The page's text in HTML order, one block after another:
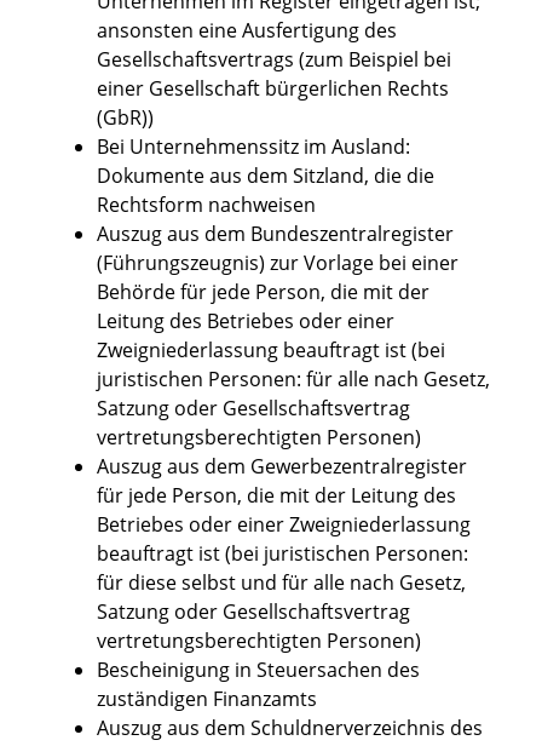
ansonsten eine Ausfertigung des
Gesellschaftsvertrags (zum Beispiel bei
einer Gesellschaft bürgerlichen Rechts
(GbR))
Bei Unternehmenssitz im Ausland:
Dokumente aus dem Sitzland, die die
Rechtsform nachweisen
Auszug aus dem Bundeszentralregister
(Führungszeugnis) zur Vorlage bei einer
Behörde für jede Person, die mit der
Leitung des Betriebes oder einer
Zweigniederlassung beauftragt ist (bei
juristischen Personen: für alle nach Gesetz,
Satzung oder Gesellschaftsvertrag
vertretungsberechtigten Personen)
Auszug aus dem Gewerbezentralregister
für jede Person, die mit der Leitung des
Betriebes oder einer Zweigniederlassung
beauftragt ist (bei juristischen Personen:
für diese selbst und für alle nach Gesetz,
Satzung oder Gesellschaftsvertrag
vertretungsberechtigten Personen)
Bescheinigung in Steuersachen des
zuständigen Finanzamts
Auszug aus dem Schuldnerverzeichnis des